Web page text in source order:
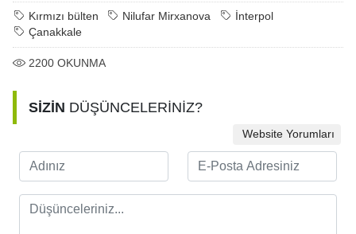
Kırmızı bülten Nilufar Mirxanova
İnterpol
Çanakkale
2200 OKUNMA
SİZİN DÜŞÜNCELERİNİZ?
Website Yorumları